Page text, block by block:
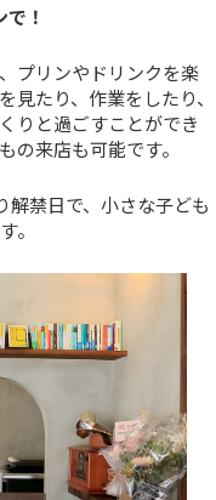
！
プリンやドリンクを楽
見たり、作業をしたり、
りと過ごすことができ
の来店も可能です。
解禁日で、小さな子ども
。